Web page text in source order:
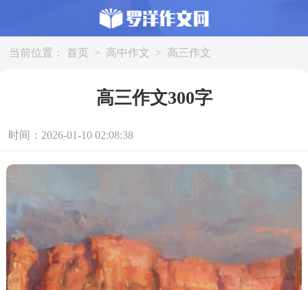
当前位置： 首页 > 高中作文 > 高三作文
高三作文300字
时间：2026-01-10 02:08:38